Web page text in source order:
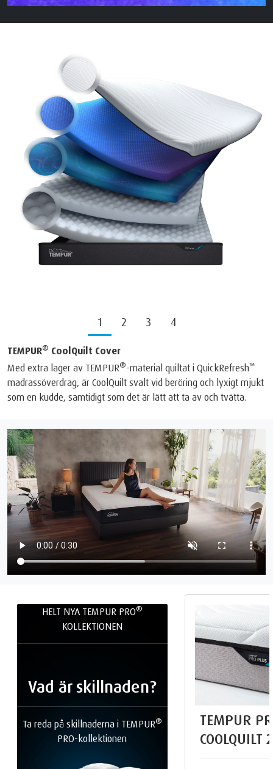
1 2 3 4
TEMPUR® CoolQuilt Cover
Med extra lager av TEMPUR®-material quiltat i QuickRefresh™
madrassöverdrag, är CoolQuilt svalt vid beröring och lyxigt mjukt
som en kudde, samtidigt som det är lätt att ta av och tvätta.
HELT NYA TEMPUR PRO®
KOLLEKTIONEN
Vad är skillnaden?
Ta reda på skillnaderna i TEMPUR®
PRO-kollektionen
TEMPUR
COOLQUILT